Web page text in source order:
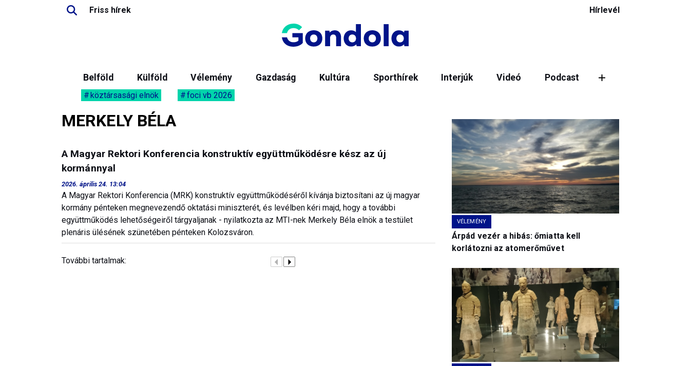
Friss hírek Hírlevél
Belföld Külföld Vélemény Gazdaság Kultúra Sporthírek Interjúk Videó Podcast
köztársasági elnök foci vb 2026
MERKELY BÉLA
A Magyar Rektori Konferencia konstruktív együttműködésre kész az új
kormánnyal
2026. április 24. 13:04
A Magyar Rektori Konferencia (MRK) konstruktív együttműködéséről kívánja biztosítani az új magyar
kormány pénteken megnevezendő oktatási miniszterét, és levélben kéri majd, hogy a további
együttműködés lehetőségeiről tárgyaljanak - nyilatkozta az MTI-nek Merkely Béla elnök a testület
plenáris ülésének szünetében pénteken Kolozsváron.
További tartalmak:
VÉLEMÉNY
Árpád vezér a hibás: őmiatta kell
korlátozni az atomerőművet